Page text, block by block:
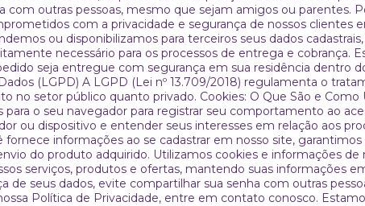
com outras pessoas, mesmo que sejam amigos ou parentes.
com a privacidade e segurança de nossos clientes
ou disponibilizamos para terceiros seus dados
necessário para os processos de entrega e cobrança.
seja entregue com segurança em sua residência dentro
(LGPD) A LGPD (Lei nº 13.709/2018) regulamenta o
no setor público quanto privado. Cookies: O Que São e Como
o seu navegador para registrar seu comportamento ao
ou dispositivo e entender seus interesses em relação aos
fornece informações ao se cadastrar em nosso site,
do produto adquirido. Utilizamos cookies e informações
serviços, produtos e ofertas, mantendo suas informações
de seus dados, evite compartilhar sua senha com outras
Política de Privacidade, entre em contato conosco.